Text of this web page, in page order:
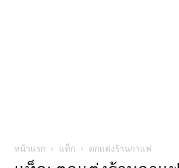
หน้าแรก แท็ก ตกแต่งร้านกาแฟ